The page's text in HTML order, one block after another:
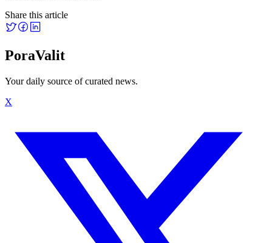
Share this article
PoraValit
Your daily source of curated news.
X